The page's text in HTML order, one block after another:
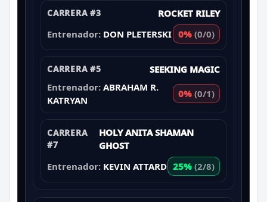
CARRERA #3
ROCKET RILEY
Entrenador: DON PLETERSKI 0% (0/0)
CARRERA #5
SEEKING MAGIC
Entrenador: ABRAHAM R.
KATRYAN
0% (0/1)
CARRERA
#7
HOLY ANITA SHAMAN
GHOST
Entrenador: KEVIN ATTARD 25% (2/8)